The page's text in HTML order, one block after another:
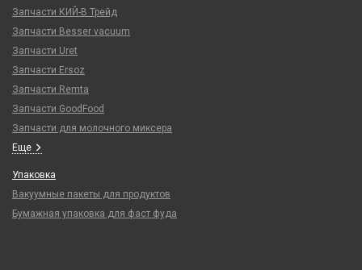
Запчасти КИЙ-В Трейд
Запчасти Besser vacuum
Запчасти Uret
Запчасти Ersoz
Запчасти Remta
Запчасти GoodFood
Запчасти для молочного миксера
Еще
Упаковка
Вакуумные пакеты для продуктов
Бумажная упаковка для фаст фуда